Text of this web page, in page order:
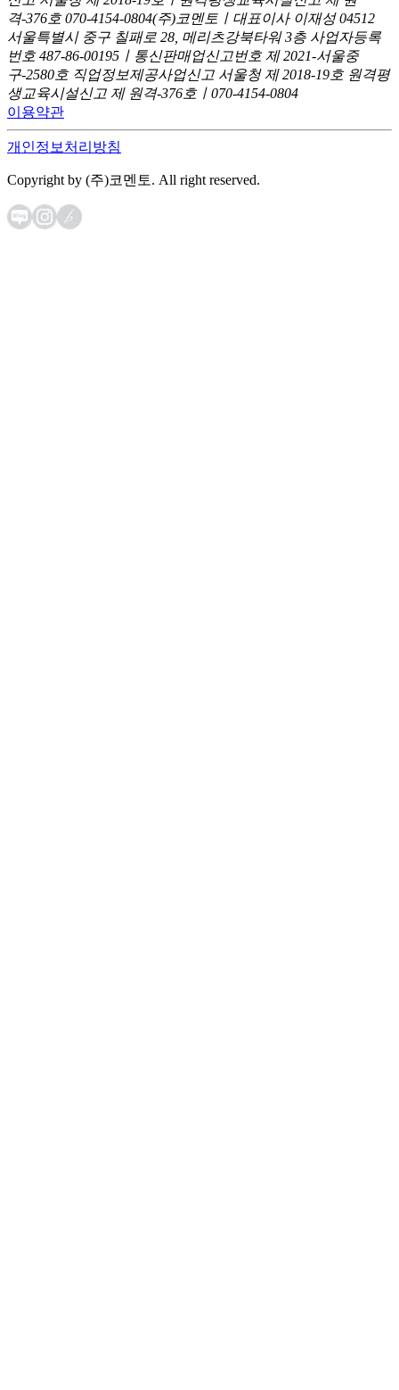
격-376호 070-4154-0804(주)코멘토ㅣ대표이사 이재성 04512
서울특별시 중구 칠패로 28, 메리츠강북타워 3층 사업자등록
번호 487-86-00195ㅣ통신판매업신고번호 제 2021-서울중
구-2580호 직업정보제공사업신고 서울청 제 2018-19호 원격평
생교육시설신고 제 원격-376호ㅣ070-4154-0804
이용약관
개인정보처리방침
Copyright by (주)코멘토. All right reserved.